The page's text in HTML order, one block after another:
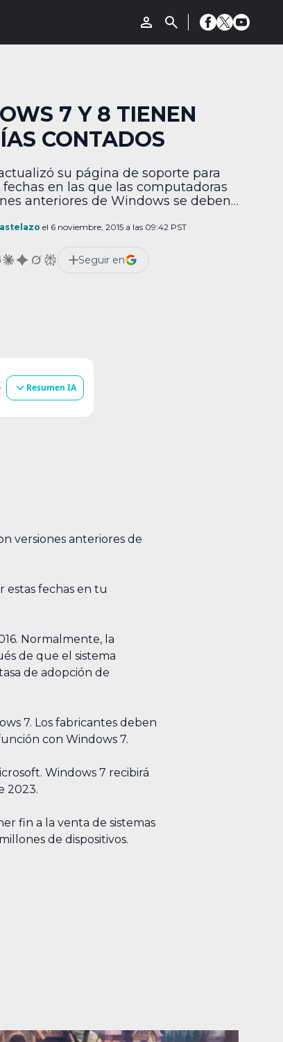
7 Y 8 TIENEN
CONTADOS
su página de soporte para
fechas en las que las computadoras
anteriores de Windows se deben
una computadora nueva con
Windows 7 no debe estar instalado
a […]
el 6 noviembre, 2015 a las 09:42 PST
Seguir en
Resumen IA
versiones anteriores de
estas fechas en tu
Normalmente, la
de que el sistema
de adopción de
7. Los fabricantes deben
con Windows 7.
Windows 7 recibirá
2023.
fin a la venta de sistemas
de dispositivos.